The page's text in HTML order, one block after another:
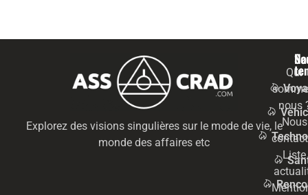
Explorez des visions singulières sur le mode de vie, le
monde des affaires etc
Qui
nous
Nous
Liste